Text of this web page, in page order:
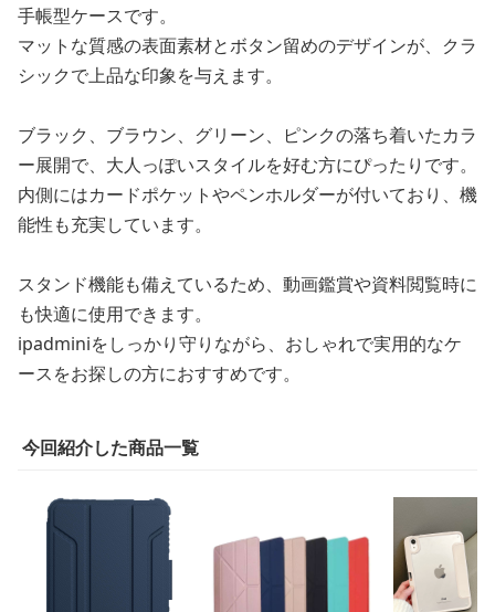
手帳型ケースです。
マットな質感の表面素材とボタン留めのデザインが、クラ
シックで上品な印象を与えます。
ブラック、ブラウン、グリーン、ピンクの落ち着いたカラ
ー展開で、大人っぽいスタイルを好む方にぴったりです。
内側にはカードポケットやペンホルダーが付いており、機
能性も充実しています。
スタンド機能も備えているため、動画鑑賞や資料閲覧時に
も快適に使用できます。
ipadminiをしっかり守りながら、おしゃれで実用的なケ
ースをお探しの方におすすめです。
今回紹介した商品一覧